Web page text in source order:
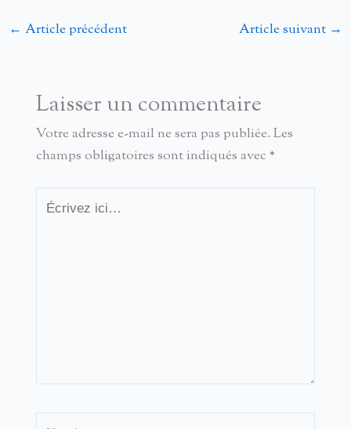
← Article précédent Article suivant →
Laisser un commentaire
Votre adresse e-mail ne sera pas publiée. Les
champs obligatoires sont indiqués avec *
Écrivez